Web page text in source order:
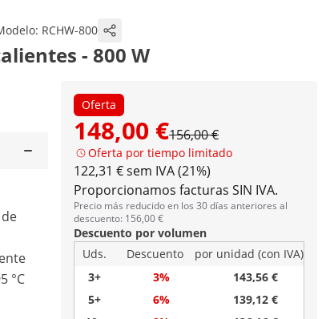
RCHW-800
- 800 W
Oferta
148,00 €156,00 €
Oferta por tiempo limitado
122,31 € sem IVA (21%)
Proporcionamos facturas SIN IVA.
Precio más reducido en los 30 días anteriores al
descuento: 156,00 €
Descuento por volumen
Uds.
Descuento
por unidad (con IVA)
3+
3%
143,56 €
5+
6%
139,12 €
°C